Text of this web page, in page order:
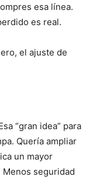
esa línea.
es real.
el ajuste de
“gran idea” para
Quería ampliar
un mayor
seguridad